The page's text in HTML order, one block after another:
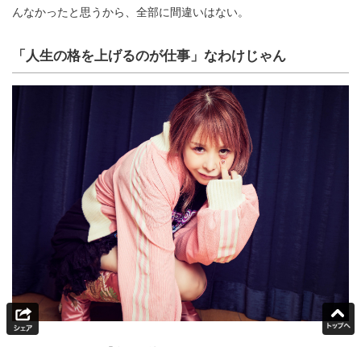
んなかったと思うから、全部に間違いはない。
「人生の格を上げるのが仕事」なわけじゃん